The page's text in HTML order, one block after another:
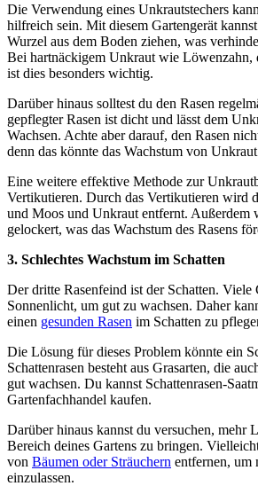
Die Verwendung eines Unkrautstechers
hilfreich sein. Mit diesem Gartengerät
Wurzel aus dem Boden ziehen, was
Bei hartnäckigem Unkraut wie Löwenzahn,
ist dies besonders wichtig.
Darüber hinaus solltest du den Rasen
gepflegter Rasen ist dicht und lässt dem
Wachsen. Achte aber darauf, den Rasen
denn das könnte das Wachstum von
Eine weitere effektive Methode zur
Vertikutieren. Durch das Vertikutieren wird
und Moos und Unkraut entfernt. Außerdem
gelockert, was das Wachstum des Rasens
3. Schlechtes Wachstum im Schatten
Der dritte Rasenfeind ist der Schatten. Viele
Sonnenlicht, um gut zu wachsen. Daher
einen gesunden Rasen im Schatten zu
Die Lösung für dieses Problem könnte ein
Schattenrasen besteht aus Grasarten, die
gut wachsen. Du kannst Schattenrasen-
Gartenfachhandel kaufen.
Darüber hinaus kannst du versuchen, mehr
Bereich deines Gartens zu bringen.
von Bäumen oder Sträuchern entfernen, um
einzulassen.